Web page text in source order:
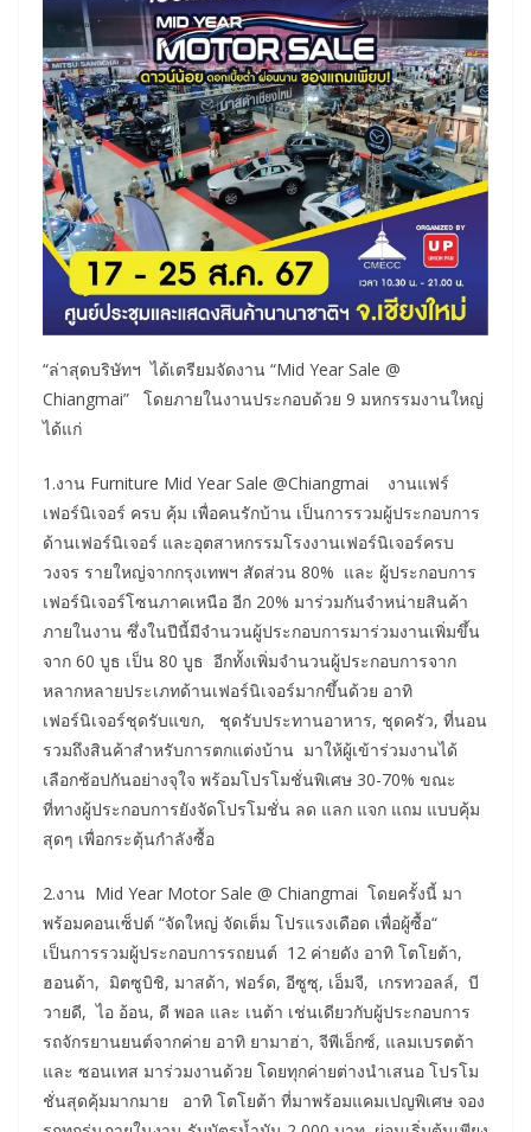
“ล่าสุดบริษัทฯ ได้เตรียมจัดงาน “Mid Year Sale @
Chiangmai” โดยภายในงานประกอบด้วย 9 มหกรรมงานใหญ่
ได้แก่
1.งาน Furniture Mid Year Sale @Chiangmai งานแฟร์
เฟอร์นิเจอร์ ครบ คุ้ม เพื่อคนรักบ้าน เป็นการรวมผู้ประกอบการ
ด้านเฟอร์นิเจอร์ และอุตสาหกรรมโรงงานเฟอร์นิเจอร์ครบ
วงจร รายใหญ่จากกรุงเทพฯ สัดส่วน 80% และ ผู้ประกอบการ
เฟอร์นิเจอร์โซนภาคเหนือ อีก 20% มาร่วมกันจำหน่ายสินค้า
ภายในงาน ซึ่งในปีนี้มีจำนวนผู้ประกอบการมาร่วมงานเพิ่มขึ้น
จาก 60 บูธ เป็น 80 บูธ อีกทั้งเพิ่มจำนวนผู้ประกอบการจาก
หลากหลายประเภทด้านเฟอร์นิเจอร์มากขึ้นด้วย อาทิ
เฟอร์นิเจอร์ชุดรับแขก, ชุดรับประทานอาหาร, ชุดครัว, ที่นอน
รวมถึงสินค้าสำหรับการตกแต่งบ้าน มาให้ผู้เข้าร่วมงานได้
เลือกช้อปกันอย่างจุใจ พร้อมโปรโมชั่นพิเศษ 30-70% ขณะ
ที่ทางผู้ประกอบการยังจัดโปรโมชั่น ลด แลก แจก แถม แบบคุ้ม
สุดๆ เพื่อกระตุ้นกำลังซื้อ
2.งาน Mid Year Motor Sale @ Chiangmai โดยครั้งนี้ มา
พร้อมคอนเซ็ปต์ “จัดใหญ่ จัดเต็ม โปรแรงเดือด เพื่อผู้ซื้อ“
เป็นการรวมผู้ประกอบการรถยนต์ 12 ค่ายดัง อาทิ โตโยต้า,
ฮอนด้า, มิตซูบิชิ, มาสด้า, ฟอร์ด, อีซูซุ, เอ็มจี, เกรทวอลล์, บี
วายดี, ไอ อ้อน, ดี พอล และ เนต้า เช่นเดียวกับผู้ประกอบการ
รถจักรยานยนต์จากค่าย อาทิ ยามาฮ่า, จีพีเอ็กซ์, แลมเบรตต้า
และ ซอนเทส มาร่วมงานด้วย โดยทุกค่ายต่างนำเสนอ โปรโม
ชั่นสุดคุ้มมากมาย อาทิ โตโยต้า ที่มาพร้อมแคมเปญพิเศษ จอง